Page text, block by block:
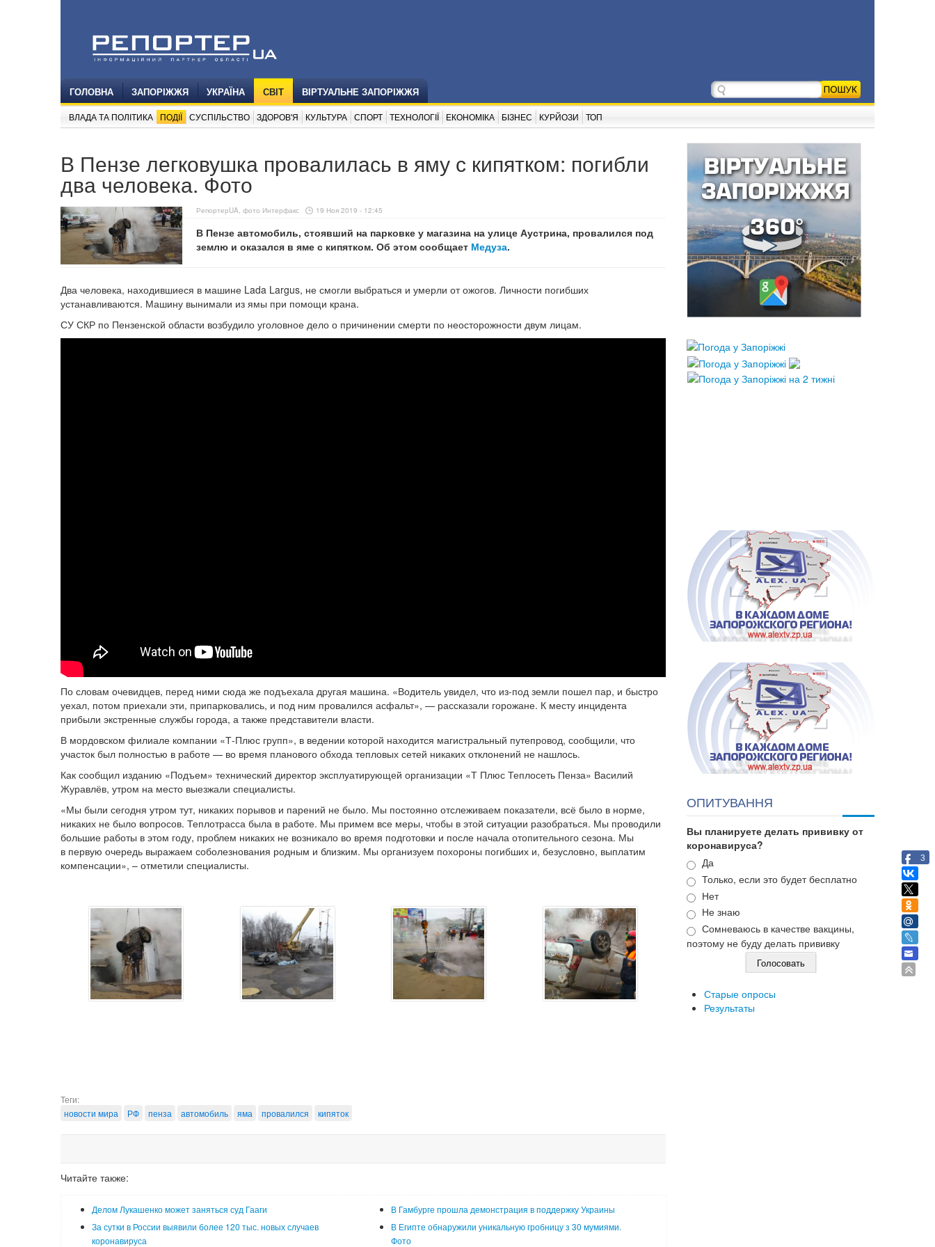
ГОЛОВНА ЗАПОРІЖЖЯ УКРАЇНА СВІТ ВІРТУАЛЬНЕ ЗАПОРІЖЖЯ
ВЛАДА ТА ПОЛІТИКА ПОДІЇ СУСПІЛЬСТВО ЗДОРОВ'Я КУЛЬТУРА СПОРТ ТЕХНОЛОГІЇ ЕКОНОМІКА БІЗНЕС КУРЙОЗИ ТОП
В Пензе легковушка провалилась в яму с кипятком: погибли
два человека. Фото
РепортерUA, фото Интерфакс 19 Ноя 2019 - 12:45
В Пензе автомобиль, стоявший на парковке у магазина на улице Аустрина, провалился под
землю и оказался в яме с кипятком. Об этом сообщает Медуза.
Два человека, находившиеся в машине Lada Largus, не смогли выбраться и умерли от ожогов. Личности погибших
устанавливаются. Машину вынимали из ямы при помощи крана.
СУ СКР по Пензенской области возбудило уголовное дело о причинении смерти по неосторожности двум лицам.
По словам очевидцев, перед ними сюда же подъехала другая машина. «Водитель увидел, что из-под земли пошел пар, и быстро
уехал, потом приехали эти, припарковались, и под ним провалился асфальт», — рассказали горожане. К месту инцидента
прибыли экстренные службы города, а также представители власти.
В мордовском филиале компании «Т-Плюс групп», в ведении которой находится магистральный путепровод, сообщили, что
участок был полностью в работе — во время планового обхода тепловых сетей никаких отклонений не нашлось.
Как сообщил изданию «Подъем» технический директор эксплуатирующей организации «Т Плюс Теплосеть Пенза» Василий
Журавлёв, утром на место выезжали специалисты.
«Мы были сегодня утром тут, никаких порывов и парений не было. Мы постоянно отслеживаем показатели, всё было в норме,
никаких не было вопросов. Теплотрасса была в работе. Мы примем все меры, чтобы в этой ситуации разобраться. Мы проводили
большие работы в этом году, проблем никаких не возникало во время подготовки и после начала отопительного сезона. Мы
в первую очередь выражаем соболезнования родным и близким. Мы организуем похороны погибших и, безусловно, выплатим
компенсации», – отметили специалисты.
Теги:
новости мира
РФ пенза автомобиль яма провалился кипяток
Читайте также:
Делом Лукашенко может заняться суд Гааги
В Гамбурге прошла демонстрация в поддержку Украины
За сутки в России выявили более 120 тыс. новых случаев
коронавируса
В Египте обнаружили уникальную гробницу з 30 мумиями.
Фото
ОПИТУВАННЯ
Вы планируете делать прививку от
коронавируса?
Варианты
Да
Только, если это будет бесплатно
Нет
Не знаю
Сомневаюсь в качестве вакцины,
поэтому не буду делать прививку
Старые опросы
Результаты
3